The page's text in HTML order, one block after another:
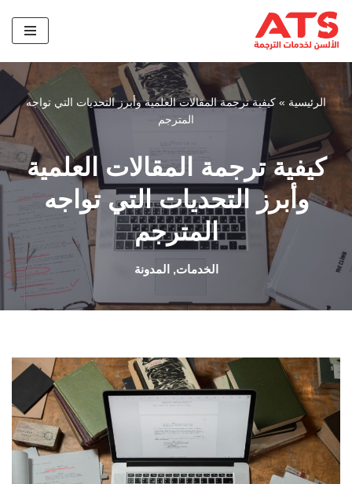
تخطى
إلى
المحتوى
الرئيسية » كيفية ترجمة المقالات العلمية وأبرز التحديات التي تواجه
المترجم
كيفية ترجمة المقالات العلمية
وأبرز التحديات التي تواجه
المترجم
الخدمات, المدونة